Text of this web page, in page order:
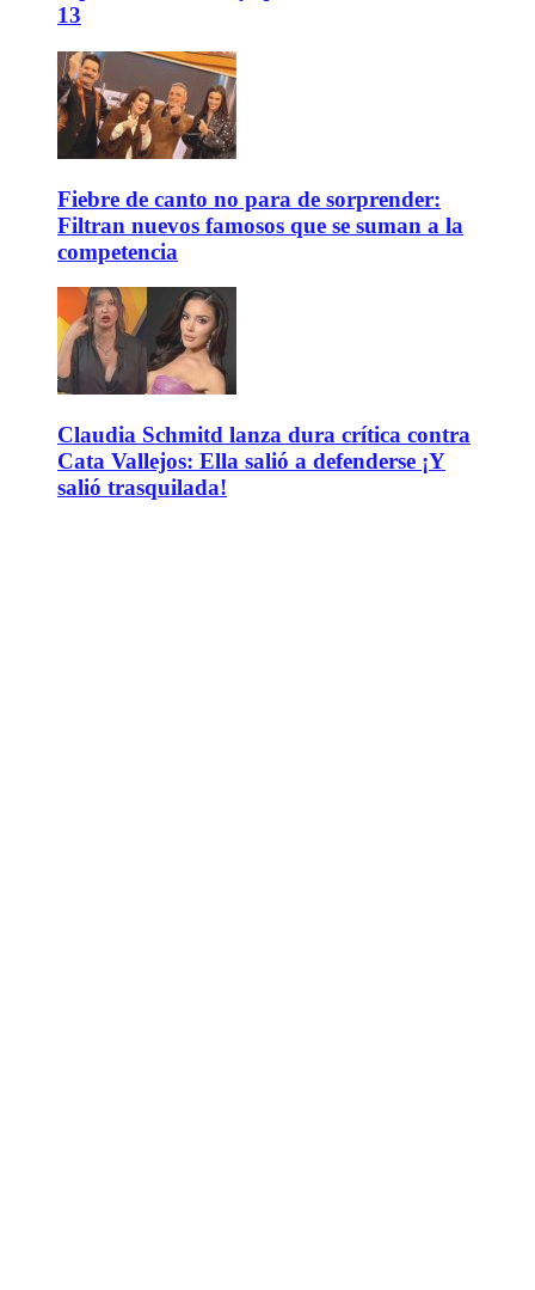
13
Fiebre de canto no para de sorprender:
Filtran nuevos famosos que se suman a la
competencia
Claudia Schmitd lanza dura crítica contra
Cata Vallejos: Ella salió a defenderse ¡Y
salió trasquilada!